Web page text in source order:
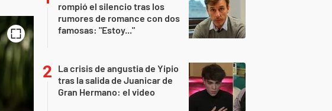
rompió el silencio tras los
rumores de romance con dos
famosas: "Estoy..."
La crisis de angustia de Yipio
tras la salida de Juanicar de
Gran Hermano: el video